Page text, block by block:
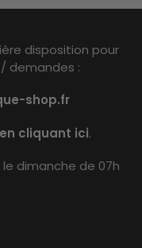
disposition pour
demandes :
shop.fr
en cliquant ici.
dimanche de 07h